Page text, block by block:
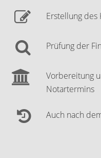
Erstellung des
Prüfung der
Vorbereitung
Notartermins
Auch nach